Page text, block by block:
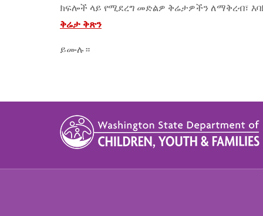
ክፍሎች ላይ የሚደረግ መድልዎ ቅሬታዎችን ለማቅረብ፣
ቅሬታ ቅጽን
ይሙሉ።